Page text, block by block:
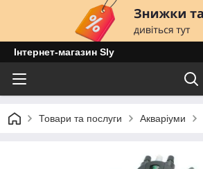
Інтернет-магазин Sly
Товари та послуги Акваріуми